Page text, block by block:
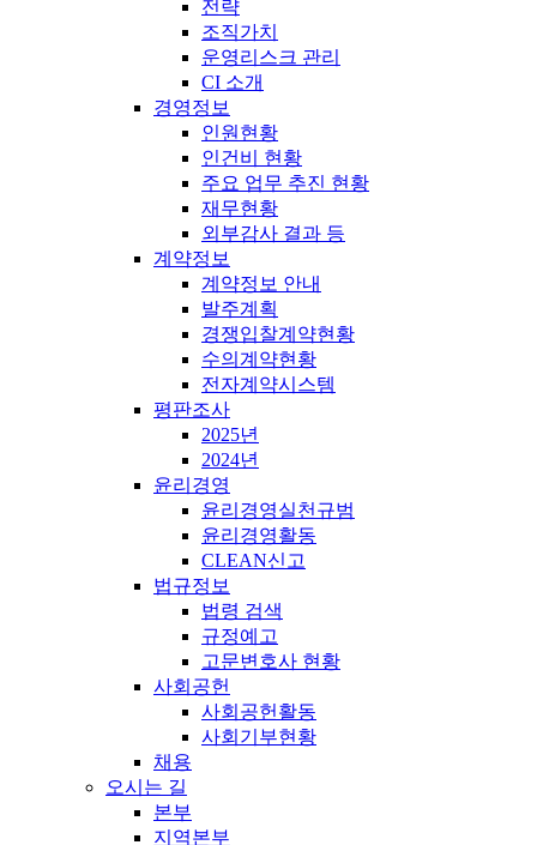
전략
조직가치
운영리스크 관리
CI 소개
경영정보
인원현황
인건비 현황
주요 업무 추진 현황
재무현황
외부감사 결과 등
계약정보
계약정보 안내
발주계획
경쟁입찰계약현황
수의계약현황
전자계약시스템
평판조사
2025년
2024년
윤리경영
윤리경영실천규범
윤리경영활동
CLEAN신고
법규정보
법령 검색
규정예고
고문변호사 현황
사회공헌
사회공헌활동
사회기부현황
채용
오시는 길
본부
지역본부